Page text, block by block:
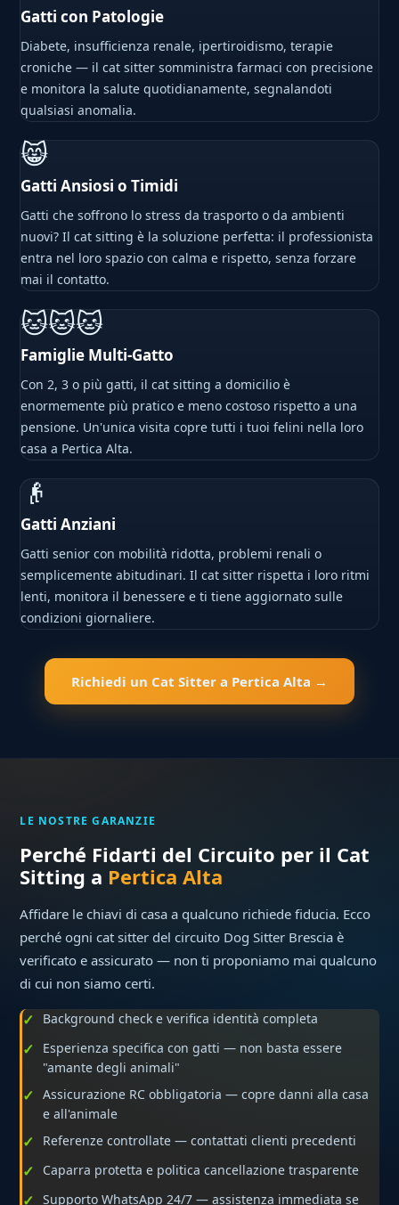
Gatti con Patologie
Diabete, insufficienza renale, ipertiroidismo, terapie
croniche — il cat sitter somministra farmaci con precisione
e monitora la salute quotidianamente, segnalandoti
qualsiasi anomalia.
😸
Gatti Ansiosi o Timidi
Gatti che soffrono lo stress da trasporto o da ambienti
nuovi? Il cat sitting è la soluzione perfetta: il professionista
entra nel loro spazio con calma e rispetto, senza forzare
mai il contatto.
🐱🐱🐱
Famiglie Multi-Gatto
Con 2, 3 o più gatti, il cat sitting a domicilio è
enormemente più pratico e meno costoso rispetto a una
pensione. Un'unica visita copre tutti i tuoi felini nella loro
casa a Pertica Alta.
👴
Gatti Anziani
Gatti senior con mobilità ridotta, problemi renali o
semplicemente abitudinari. Il cat sitter rispetta i loro ritmi
lenti, monitora il benessere e ti tiene aggiornato sulle
condizioni giornaliere.
Richiedi un Cat Sitter a Pertica Alta →
LE NOSTRE GARANZIE
Perché Fidarti del Circuito per il Cat
Sitting a Pertica Alta
Affidare le chiavi di casa a qualcuno richiede fiducia. Ecco
perché ogni cat sitter del circuito Dog Sitter Brescia è
verificato e assicurato — non ti proponiamo mai qualcuno
di cui non siamo certi.
Background check e verifica identità completa
Esperienza specifica con gatti — non basta essere
"amante degli animali"
Assicurazione RC obbligatoria — copre danni alla casa
e all'animale
Referenze controllate — contattati clienti precedenti
Caparra protetta e politica cancellazione trasparente
Supporto WhatsApp 24/7 — assistenza immediata se